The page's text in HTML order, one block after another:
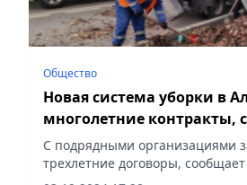
Общество
Новая система уборки в
многолетние контракты,
техника и инновации
С подрядными организациями
трехлетние договоры, сообщает